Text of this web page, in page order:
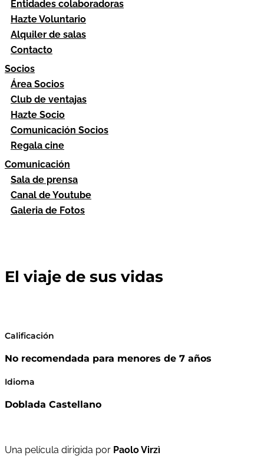
Entidades colaboradoras
Hazte Voluntario
Alquiler de salas
Contacto
Socios
Área Socios
Club de ventajas
Hazte Socio
Comunicación Socios
Regala cine
Comunicación
Sala de prensa
Canal de Youtube
Galeria de Fotos
El viaje de sus vidas
Calificación
No recomendada para menores de 7 años
Idioma
Doblada Castellano
Una película dirigida por Paolo Virzì